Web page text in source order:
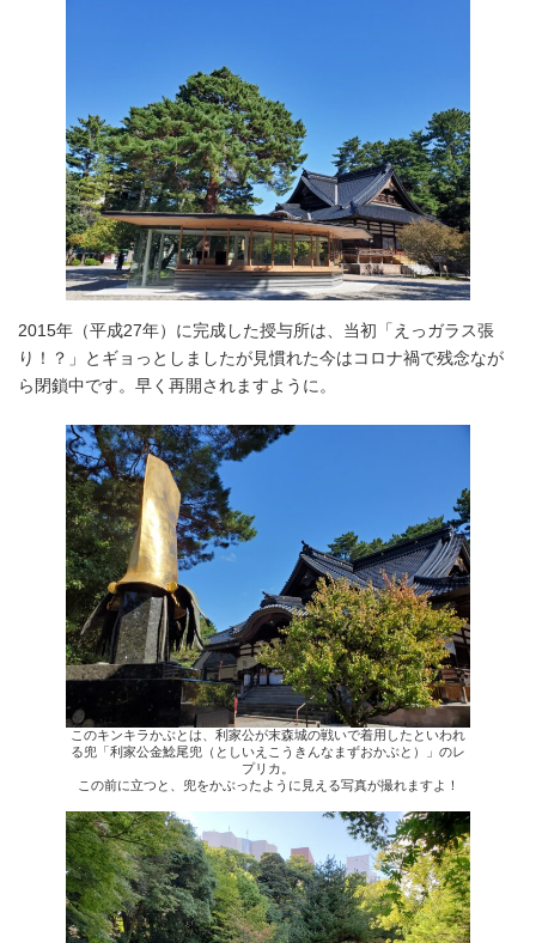
2015年（平成27年）に完成した授与所は、当初「えっガラス張
り！？」とギョっとしましたが見慣れた今はコロナ禍で残念なが
ら閉鎖中です。早く再開されますように。
このキンキラかぶとは、利家公が末森城の戦いで着用したといわれ
る兜「利家公金鯰尾兜（としいえこうきんなまずおかぶと）」のレ
プリカ。
この前に立つと、兜をかぶったように見える写真が撮れますよ！